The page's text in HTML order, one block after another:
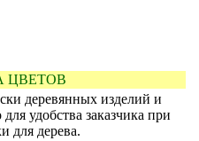
ЦВЕТОВ
деревянных изделий и
удобства заказчика при
для дерева.